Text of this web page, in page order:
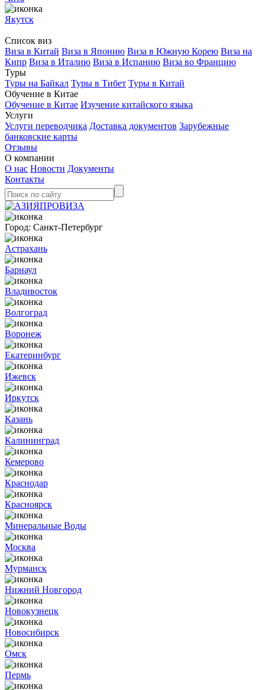
Якутск
Список виз
Виза в Китай Виза в Японию Виза в Южную Корею Виза на
Кипр Виза в Италию Виза в Испанию Виза во Францию
Туры
Туры на Байкал Туры в Тибет Туры в Китай
Обучение в Китае
Обучение в Китае Изучение китайского языка
Услуги
Услуги переводчика Доставка документов Зарубежные
банковские карты
Отзывы
О компании
О нас Новости Документы
Контакты
Город: Санкт-Петербург
Астрахань
Барнаул
Владивосток
Волгоград
Воронеж
Екатеринбург
Ижевск
Иркутск
Казань
Калининград
Кемерово
Краснодар
Красноярск
Минеральные Воды
Москва
Мурманск
Нижний Новгород
Новокузнецк
Новосибирск
Омск
Пермь